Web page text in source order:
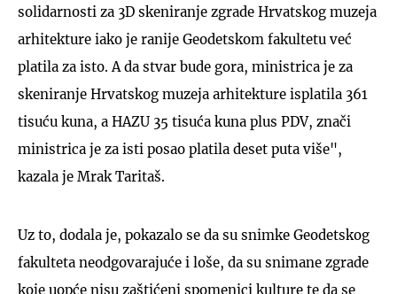
solidarnosti za 3D skeniranje zgrade Hrvatskog muzeja
arhitekture iako je ranije Geodetskom fakultetu već
platila za isto. A da stvar bude gora, ministrica je za
skeniranje Hrvatskog muzeja arhitekture isplatila 361
tisuću kuna, a HAZU 35 tisuća kuna plus PDV, znači
ministrica je za isti posao platila deset puta više",
kazala je Mrak Taritaš.
Uz to, dodala je, pokazalo se da su snimke Geodetskog
fakulteta neodgovarajuće i loše, da su snimane zgrade
koje uopće nisu zaštićeni spomenici kulture te da se